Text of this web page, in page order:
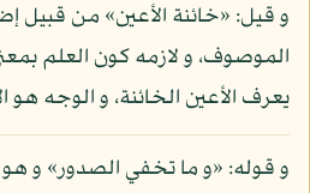
و قيل: «خائنة الأعين» من قبيل
الموصوف، و لازمه كون العلم
يعرف الأعين الخائنة، و الوجه هو
و قوله: «و ما تخفي الصدور» و